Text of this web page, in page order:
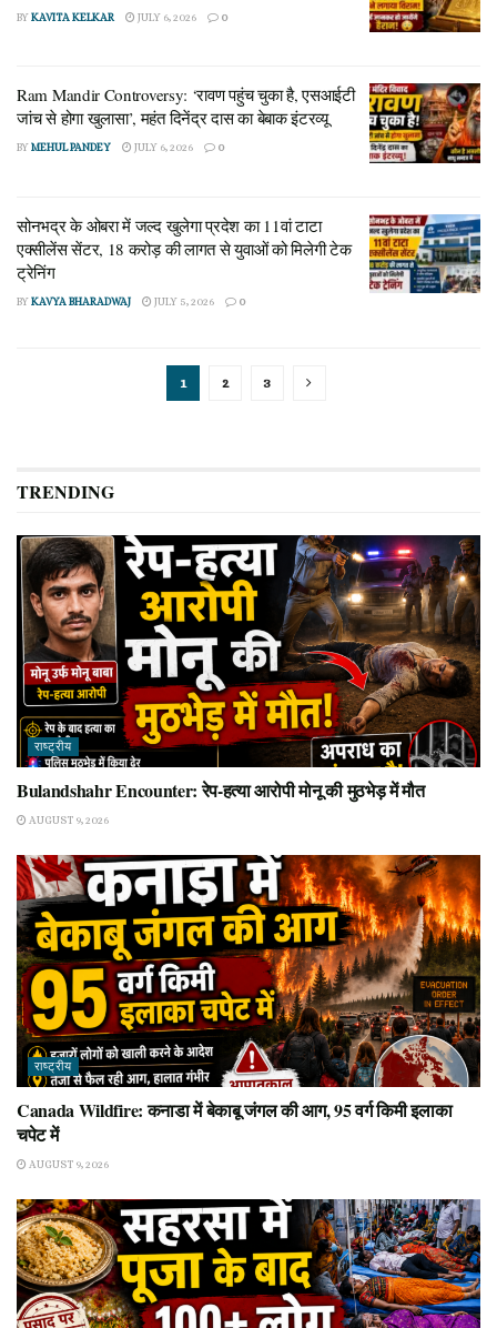
BYKAVITA KELKAR JULY 6, 2026 0
Ram Mandir Controversy: ‘रावण पहुंच चुका है, एसआईटी
जांच से होगा खुलासा’, महंत दिनेंद्र दास का बेबाक इंटरव्यू
BYMEHUL PANDEY JULY 6, 2026 0
सोनभद्र के ओबरा में जल्द खुलेगा प्रदेश का 11वां टाटा
एक्सीलेंस सेंटर, 18 करोड़ की लागत से युवाओं को मिलेगी टेक
ट्रेनिंग
BYKAVYA BHARADWAJ JULY 5, 2026 0
1 2 3
TRENDING
राष्ट्रीय
Bulandshahr Encounter: रेप-हत्या आरोपी मोनू की मुठभेड़ में मौत
AUGUST 9, 2026
राष्ट्रीय
Canada Wildfire: कनाडा में बेकाबू जंगल की आग, 95 वर्ग किमी इलाका
चपेट में
AUGUST 9, 2026